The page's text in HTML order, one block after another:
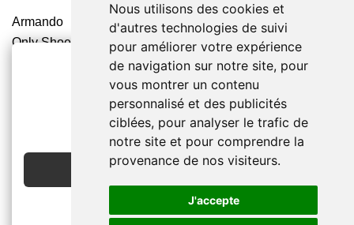
Nous utilisons des cookies et
d'autres technologies de suivi
pour améliorer votre expérience
de navigation sur notre site, pour
vous montrer un contenu
personnalisé et des publicités
ciblées, pour analyser le trafic de
notre site et pour comprendre la
provenance de nos visiteurs.
J'accepte
2€ OFFERTS
EN CRÉANT UN COMPTE
JE CRÉE MON COMPTE
Armando
Only Shoes
Trouvez le magasin le plus proche
Chaussuresonline sur les Médias sociaux
et bons plans !